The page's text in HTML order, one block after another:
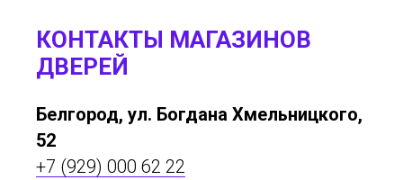
КОНТАКТЫ МАГАЗИНОВ
ДВЕРЕЙ
Белгород, ул. Богдана Хмельницкого,
52
+7 (929) 000 62 22